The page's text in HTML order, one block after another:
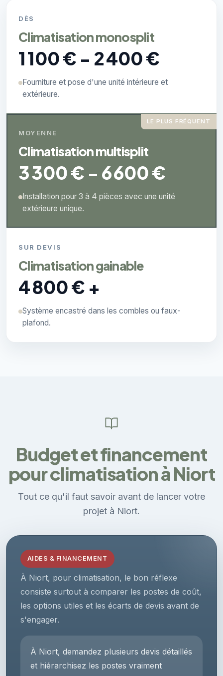
DÈS
Climatisation monosplit
1 100 € - 2 400 €
Fourniture et pose d'une unité intérieure et
extérieure.
LE PLUS FRÉQUENT
MOYENNE
Climatisation multisplit
3 300 € - 6 600 €
Installation pour 3 à 4 pièces avec une unité
extérieure unique.
SUR DEVIS
Climatisation gainable
4 800 € +
Système encastré dans les combles ou faux-
plafond.
Budget et financement
pour climatisation à Niort
Tout ce qu'il faut savoir avant de lancer votre
projet à Niort.
AIDES & FINANCEMENT
À Niort, pour climatisation, le bon réflexe
consiste surtout à comparer les postes de coût,
les options utiles et les écarts de devis avant de
s'engager.
À Niort, demandez plusieurs devis détaillés
et hiérarchisez les postes vraiment